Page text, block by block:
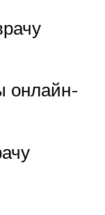
онлайн-